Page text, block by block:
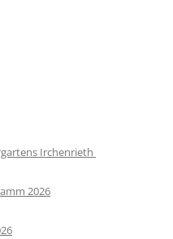
Irchenrieth
2026